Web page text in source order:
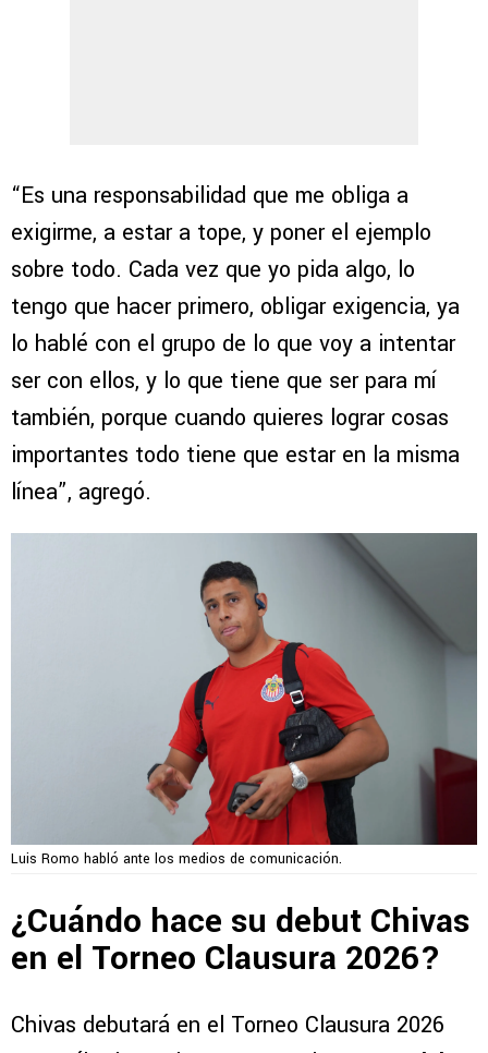
“Es una responsabilidad que me obliga a
exigirme, a estar a tope, y poner el ejemplo
sobre todo. Cada vez que yo pida algo, lo
tengo que hacer primero, obligar exigencia, ya
lo hablé con el grupo de lo que voy a intentar
ser con ellos, y lo que tiene que ser para mí
también, porque cuando quieres lograr cosas
importantes todo tiene que estar en la misma
línea”, agregó.
Luis Romo habló ante los medios de comunicación.
¿Cuándo hace su debut Chivas
en el Torneo Clausura 2026?
Chivas debutará en el Torneo Clausura 2026